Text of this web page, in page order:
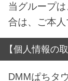
当グループ
合は、ご本
【個人情報の
DMMぱちタ